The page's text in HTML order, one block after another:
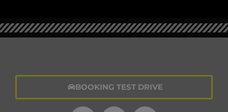
BOOKING TEST DRIVE